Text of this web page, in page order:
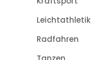
Leichtathletik
Radfahren